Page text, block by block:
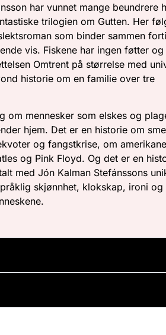
har vunnet mange beundrere
trilogien om Gutten. Her
som binder sammen
vis. Fiskene har ingen føtter og
Omtrent på størrelse med
historie om en familie over tre
om mennesker som elskes og
hjem. Det er en historie om
og fangstkrise, om
og Pink Floyd. Og det er en
med Jón Kalman Stefánssons
skjønnhet, klokskap, ironi og